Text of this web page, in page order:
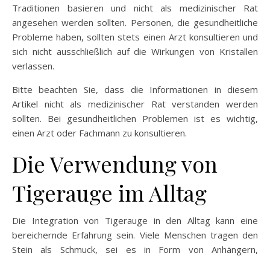
Traditionen basieren und nicht als medizinischer Rat
angesehen werden sollten. Personen, die gesundheitliche
Probleme haben, sollten stets einen Arzt konsultieren und
sich nicht ausschließlich auf die Wirkungen von Kristallen
verlassen.
Bitte beachten Sie, dass die Informationen in diesem
Artikel nicht als medizinischer Rat verstanden werden
sollten. Bei gesundheitlichen Problemen ist es wichtig,
einen Arzt oder Fachmann zu konsultieren.
Die Verwendung von
Tigerauge im Alltag
Die Integration von Tigerauge in den Alltag kann eine
bereichernde Erfahrung sein. Viele Menschen tragen den
Stein als Schmuck, sei es in Form von Anhängern,